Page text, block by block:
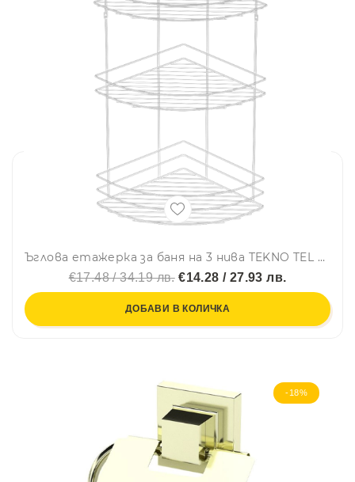
Ъглова етажерка за баня на 3 нива TEKNO TEL BK 033W, 23х23х50 см, Закрепване с дюбел, Бял
€17.48 / 34.19 лв.€14.28 / 27.93 лв.
ДОБАВИ В КОЛИЧКА
-18%